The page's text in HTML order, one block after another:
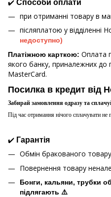
✔️ Способи оплати
при отриманні товару в
післяплатою у відділенні
недоступно)
Платіжною карткою: Оплата
якого банку, приналежних до
MasterCard.
Посилка в кредит від
Забирай замовлення одразу та
Під час отримання нічого сплачувати не
✔️ Гарантія
Обмін бракованого
Повернення товару
Бонги, кальяни, трубки
підлягають ⚠️